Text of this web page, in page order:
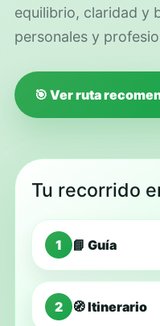
equilibrio, claridad y
personales y
🎯 Ver ruta
Tu recorrido
1 📘 Guía
2 🧭 Itinerario